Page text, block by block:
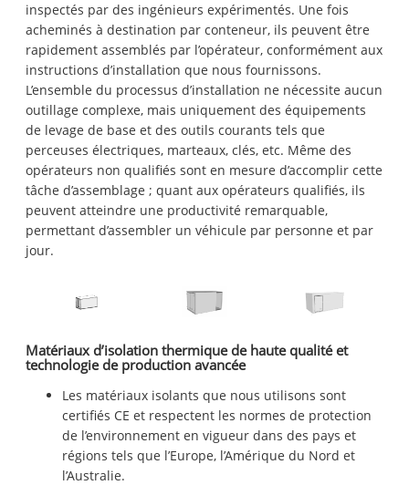
inspectés par des ingénieurs expérimentés. Une fois
acheminés à destination par conteneur, ils peuvent être
rapidement assemblés par l’opérateur, conformément aux
instructions d’installation que nous fournissons.
L’ensemble du processus d’installation ne nécessite aucun
outillage complexe, mais uniquement des équipements
de levage de base et des outils courants tels que
perceuses électriques, marteaux, clés, etc. Même des
opérateurs non qualifiés sont en mesure d’accomplir cette
tâche d’assemblage ; quant aux opérateurs qualifiés, ils
peuvent atteindre une productivité remarquable,
permettant d’assembler un véhicule par personne et par
jour.
Matériaux d’isolation thermique de haute qualité et
technologie de production avancée
Les matériaux isolants que nous utilisons sont
certifiés CE et respectent les normes de protection
de l’environnement en vigueur dans des pays et
régions tels que l’Europe, l’Amérique du Nord et
l’Australie.